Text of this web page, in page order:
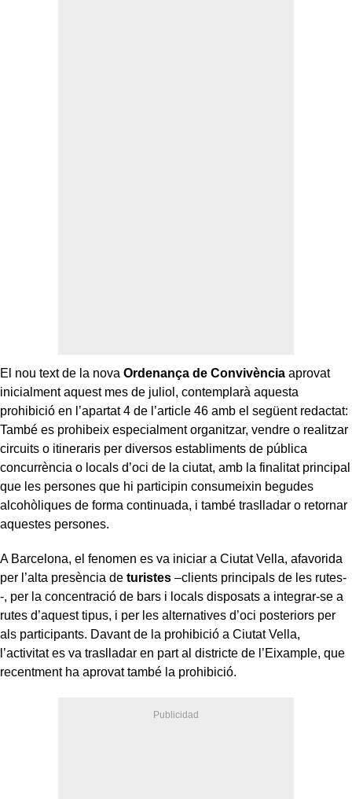
El nou text de la nova Ordenança de Convivència aprovat
inicialment aquest mes de juliol, contemplarà aquesta
prohibició en l’apartat 4 de l’article 46 amb el següent redactat:
També es prohibeix especialment organitzar, vendre o realitzar
circuits o itineraris per diversos establiments de pública
concurrència o locals d’oci de la ciutat, amb la finalitat principal
que les persones que hi participin consumeixin begudes
alcohòliques de forma continuada, i també traslladar o retornar
aquestes persones.
A Barcelona, el fenomen es va iniciar a Ciutat Vella, afavorida
per l’alta presència de turistes –clients principals de les rutes-
-, per la concentració de bars i locals disposats a integrar-se a
rutes d’aquest tipus, i per les alternatives d’oci posteriors per
als participants. Davant de la prohibició a Ciutat Vella,
l’activitat es va traslladar en part al districte de l’Eixample, que
recentment ha aprovat també la prohibició.